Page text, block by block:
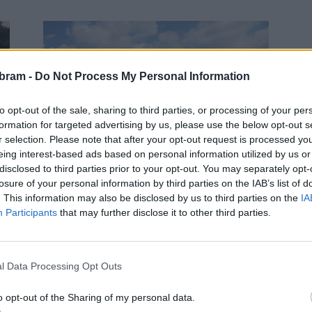
- Do Not Process My Personal Information
opt-out of the sale, sharing to third parties, or processing of your
for targeted advertising by us, please use the below opt-out
selection. Please note that after your opt-out request is processed
interest-based ads based on personal information utilized by us
to third parties prior to your opt-out. You may separately
of your personal information by third parties on the IAB’s list of
This information may also be disclosed by us to third parties on the
Participants that may further disclose it to other third parties.
Data Processing Opt Outs
opt-out of the Sharing of my personal data.
0
Sport
Na hokej do „letňáku“ ale s testem
či očkováním
redakce - 19. 5. 2021 0
PŘÍBRAM - Mistrovství světa v ledním hokeji je
sportovní událost, kterou si většina fandů nejlépe